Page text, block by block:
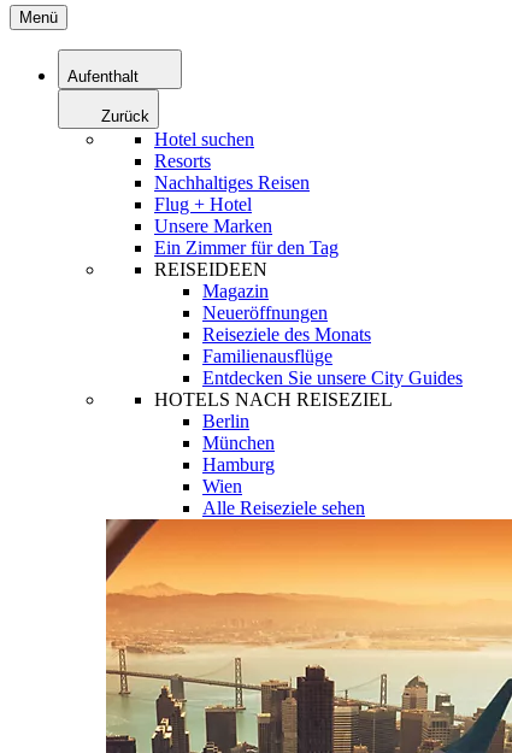
Menü
Aufenthalt
Zurück
Hotel suchen
Resorts
Nachhaltiges Reisen
Flug + Hotel
Unsere Marken
Ein Zimmer für den Tag
REISEIDEEN
Magazin
Neueröffnungen
Reiseziele des Monats
Familienausflüge
Entdecken Sie unsere City Guides
HOTELS NACH REISEZIEL
Berlin
München
Hamburg
Wien
Alle Reiseziele sehen